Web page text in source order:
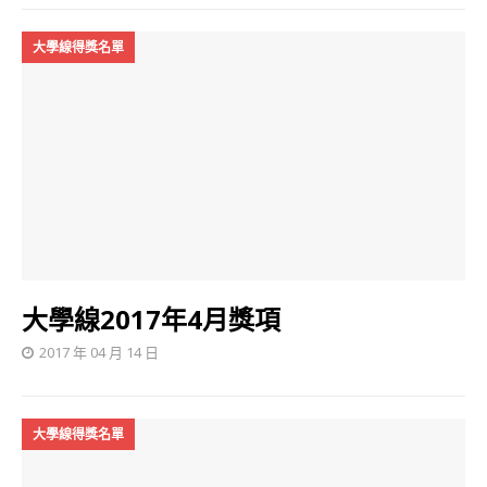
大學線得獎名單
大學線2017年4月獎項
2017 年 04 月 14 日
大學線得獎名單